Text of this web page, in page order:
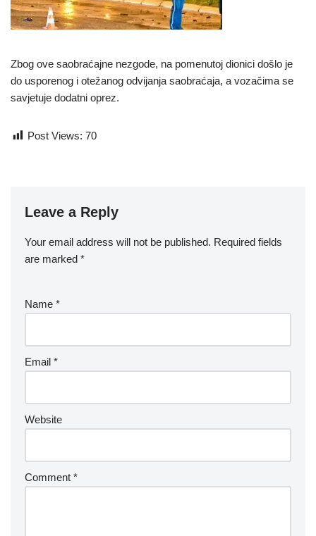
Zbog ove saobraćajne nezgode, na pomenutoj dionici došlo je
do usporenog i otežanog odvijanja saobraćaja, a vozačima se
savjetuje dodatni oprez.
Post Views: 70
Leave a Reply
Your email address will not be published. Required fields
are marked *
Name *
Email *
Website
Comment *